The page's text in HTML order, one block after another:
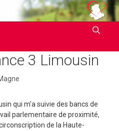
3 Limousin
qui m’a suivie des bancs de
parlementaire de proximité,
de la Haute-